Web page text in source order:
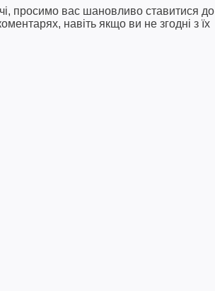
просимо вас шановливо ставитися до
навіть якщо ви не згодні з їх